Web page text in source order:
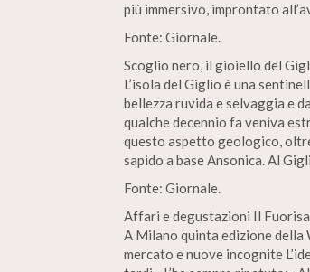
più immersivo, improntato
Fonte: Giornale.
Scoglio nero, il gioiello del
L’isola del Giglio è una
bellezza ruvida e selvaggia e
qualche decennio fa veniva
questo aspetto geologico,
sapido a base Ansonica. Al
Fonte: Giornale.
Affari e degustazioni Il
A Milano quinta edizione
mercato e nuove incognite